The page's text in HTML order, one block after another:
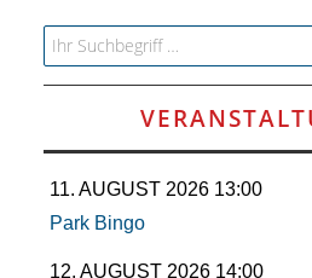
SCHULE
KUNST
UND
KULTUR
IN
Search for:
11. AUGUST 2026 13:00
Park Bingo
12. AUGUST 2026 14:00